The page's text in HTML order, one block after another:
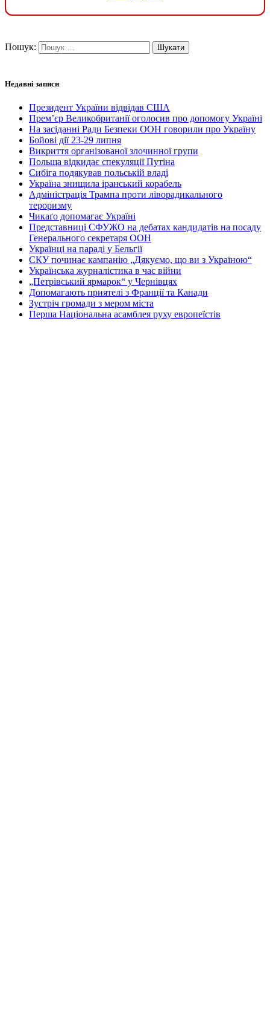
Пошук:
Недавні записи
Президент України відвідав США
Прем’єр Великобританії оголосив про допомогу Україні
На засіданні Ради Безпеки ООН говорили про Україну
Бойові дії 23-29 липня
Викриття організованої злочинної групи
Польща відкидає спекуляції Путіна
Сибіга подякував польській владі
Україна знищила іранський корабель
Адміністрація Трампа проти ліворадикального
тероризму
Чикаґо допомагає Україні
Представниці СФУЖО на дебатах кандидатів на посаду
Генерального секретаря ООН
Українці на параді у Бельгії
СКУ починає кампанію „Дякуємо, що ви з Україною“
Українська журналістика в час війни
„Петрівський ярмарок“ у Чернівцях
Допомагають приятелі з Франції та Канади
Зустріч громади з мером міста
Перша Національна асамблея руху европеїстів